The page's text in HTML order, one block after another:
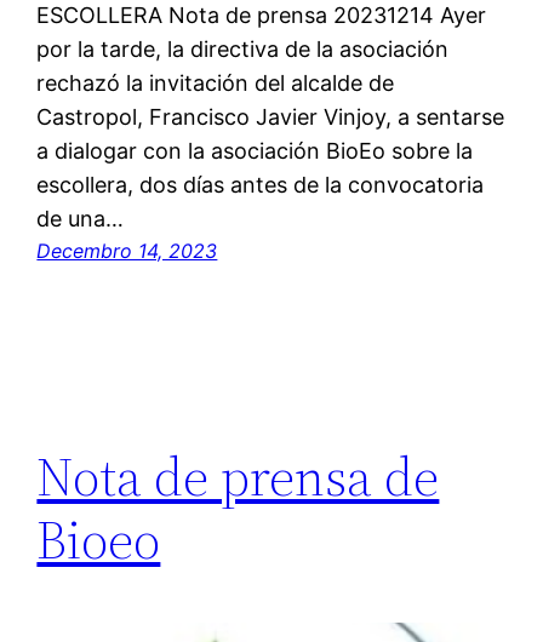
ESCOLLERA Nota de prensa 20231214 Ayer
por la tarde, la directiva de la asociación
rechazó la invitación del alcalde de
Castropol, Francisco Javier Vinjoy, a sentarse
a dialogar con la asociación BioEo sobre la
escollera, dos días antes de la convocatoria
de una…
Decembro 14, 2023
Nota de prensa de
Bioeo